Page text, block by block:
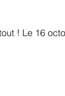
! Le 16